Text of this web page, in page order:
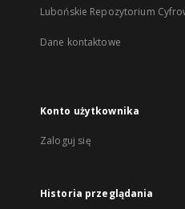
Lubońskie Repozytorium
Dane kontaktowe
Konto użytkownika
Zaloguj się
Historia przeglądania